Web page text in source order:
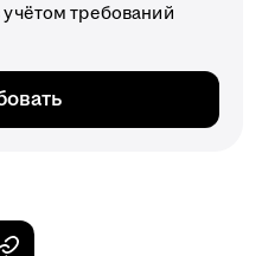
требований